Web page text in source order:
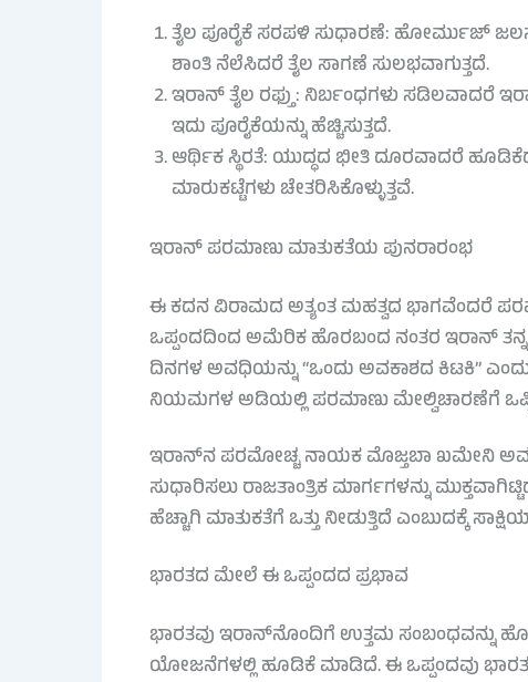
ತೈಲ ಪೂರೈಕೆ ಸರಪಳಿ ಸುಧಾರಣೆ: ಹೋರ್ಮುಜ್
ಶಾಂತಿ ನೆಲೆಸಿದರೆ ತೈಲ ಸಾಗಣೆ ಸುಲಭವಾಗುತ್ತದೆ.
ಇರಾನ್ ತೈಲ ರಫ್ತು: ನಿರ್ಬಂಧಗಳು ಸಡಿಲವಾದರೆ
ಇದು ಪೂರೈಕೆಯನ್ನು ಹೆಚ್ಚಿಸುತ್ತದೆ.
ಆರ್ಥಿಕ ಸ್ಥಿರತೆ: ಯುದ್ಧದ ಭೀತಿ ದೂರವಾದರೆ
ಮಾರುಕಟ್ಟೆಗಳು ಚೇತರಿಸಿಕೊಳ್ಳುತ್ತವೆ.
ಇರಾನ್ ಪರಮಾಣು ಮಾತುಕತೆಯ ಪುನರಾರಂಭ
ಈ ಕದನ ವಿರಾಮದ ಅತ್ಯಂತ ಮಹತ್ವದ ಭಾಗವೆಂದರೆ
ಒಪ್ಪಂದದಿಂದ ಅಮೆರಿಕ ಹೊರಬಂದ ನಂತರ ಇರಾನ್ ತನ್ನ
ದಿನಗಳ ಅವಧಿಯನ್ನು “ಒಂದು ಅವಕಾಶದ ಕಿಟಕಿ”
ನಿಯಮಗಳ ಅಡಿಯಲ್ಲಿ ಪರಮಾಣು ಮೇಲ್ವಿಚಾರಣೆಗೆ
ಇರಾನ್‌ನ ಪರಮೋಚ್ಚ ನಾಯಕ ಮೊಜ್ತಬಾ ಖಮೇನಿ
ಸುಧಾರಿಸಲು ರಾಜತಾಂತ್ರಿಕ ಮಾರ್ಗಗಳನ್ನು
ಹೆಚ್ಚಾಗಿ ಮಾತುಕತೆಗೆ ಒತ್ತು ನೀಡುತ್ತಿದೆ ಎಂಬುದಕ್ಕೆ
ಭಾರತದ ಮೇಲೆ ಈ ಒಪ್ಪಂದದ ಪ್ರಭಾವ
ಭಾರತವು ಇರಾನ್‌ನೊಂದಿಗೆ ಉತ್ತಮ ಸಂಬಂಧವನ್ನು
ಯೋಜನೆಗಳಲ್ಲಿ ಹೂಡಿಕೆ ಮಾಡಿದೆ. ಈ ಒಪ್ಪಂದವು